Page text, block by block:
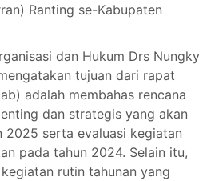
Ranting se-Kabupaten
dan Hukum Drs Nungky
tujuan dari rapat
adalah membahas rencana
dan strategis yang akan
2025 serta evaluasi kegiatan
pada tahun 2024. Selain itu,
rutin tahunan yang